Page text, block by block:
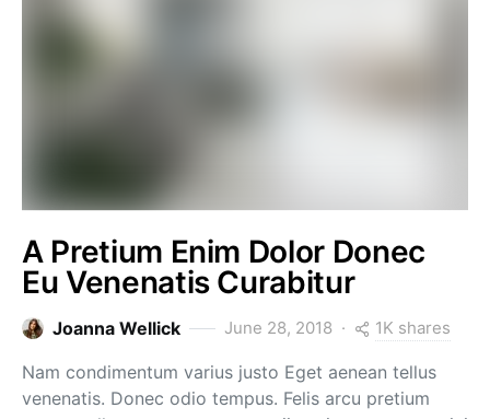
A Pretium Enim Dolor Donec
Eu Venenatis Curabitur
Joanna Wellick June 28, 2018 1K shares
Nam condimentum varius justo Eget aenean tellus
venenatis. Donec odio tempus. Felis arcu pretium